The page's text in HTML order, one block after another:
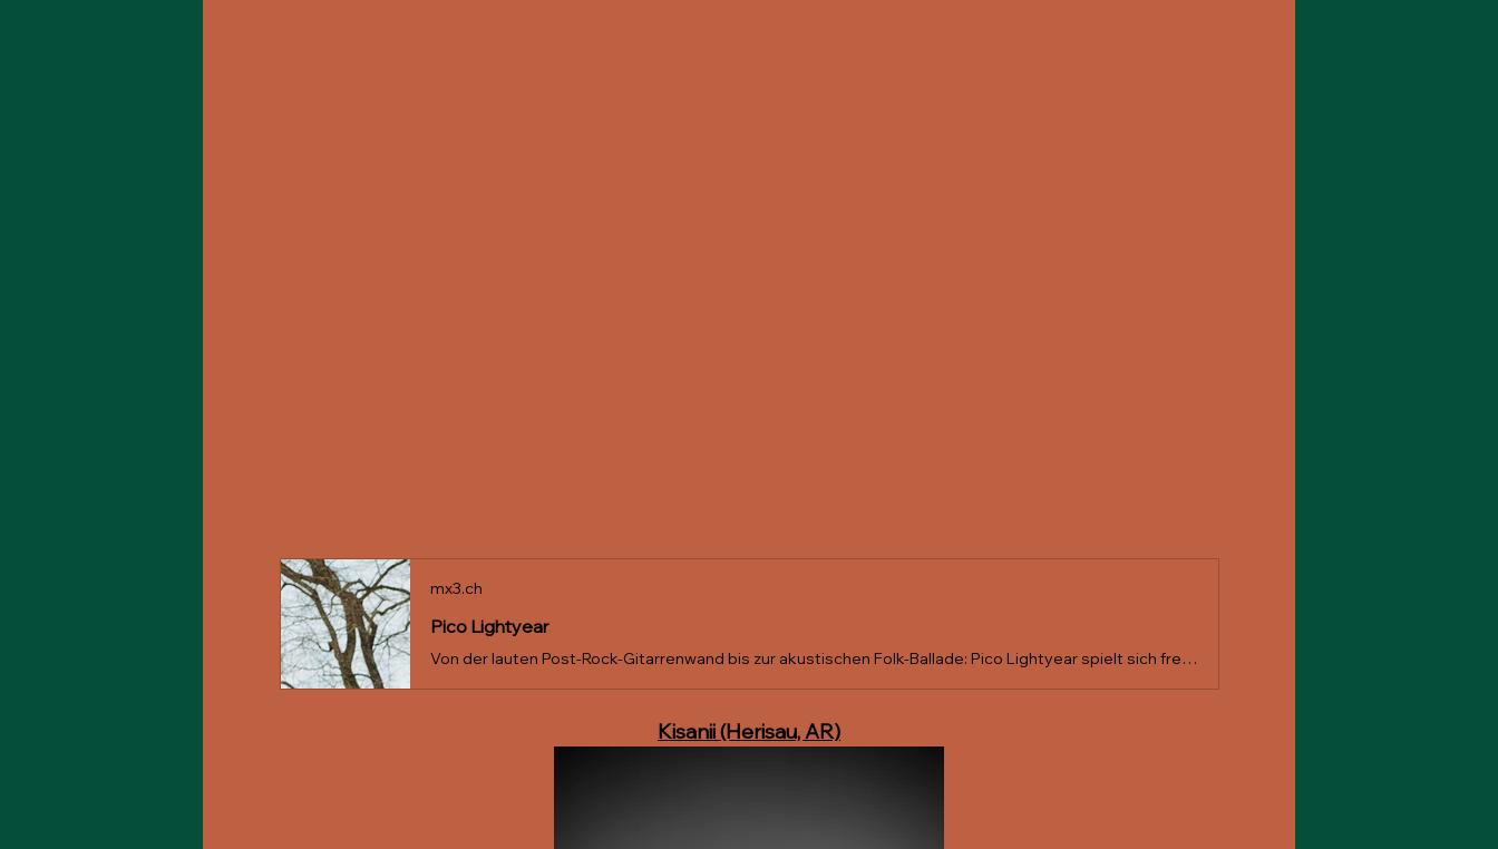
mx3.ch
Pico Lightyear
Von der lauten Post-Rock-Gitarrenwand bis zur akustischen Folk-Ballade: Pico Lightyear spielt sich frei durch die Rock-Palette. Mal wird mit dem feinen Pinsel angesetzt, mal wird der ganze Farbtopf auf die Leinwand geknallt. Das Debüt «Museum of Changing Memories» erschien im Herbst 2025.
Kisanii (Herisau, AR)